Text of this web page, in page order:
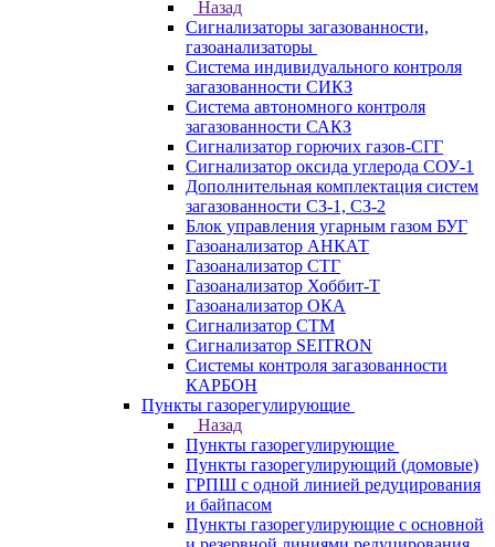
Назад
Сигнализаторы загазованности,
газоанализаторы
Система индивидуального контроля
загазованности СИКЗ
Система автономного контроля
загазованности САКЗ
Сигнализатор горючих газов-СГГ
Сигнализатор оксида углерода СОУ-1
Дополнительная комплектация систем
загазованности СЗ-1, СЗ-2
Блок управления угарным газом БУГ
Газоанализатор АНКАТ
Газоанализатор СТГ
Газоанализатор Хоббит-Т
Газоанализатор ОКА
Сигнализатор СТМ
Сигнализатор SEITRON
Системы контроля загазованности
КАРБОН
Пункты газорегулирующие
Назад
Пункты газорегулирующие
Пункты газорегулирующий (домовые)
ГРПШ с одной линией редуцирования
и байпасом
Пункты газорегулирующие с основной